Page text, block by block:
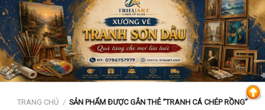
TRANG CHỦ / SẢN PHẨM ĐƯỢC GẮN THẺ “TRANH CÁ CHÉP RỒNG”